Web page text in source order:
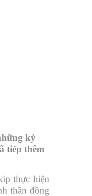
kỷ
tiếp thêm
thực hiện
thần đồng